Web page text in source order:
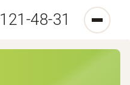
121-48-31